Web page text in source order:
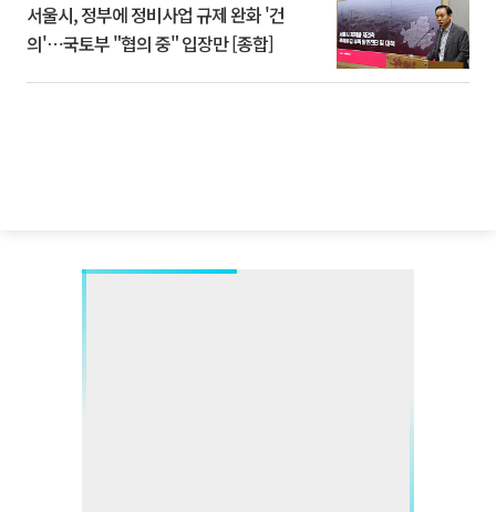
서울시, 정부에 정비사업 규제 완화 '건
의'⋯국토부 "협의 중" 입장만 [종합]